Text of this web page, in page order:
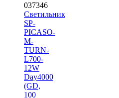
037346
Светильник
SP-
PICASO-
M-
TURN-
L700-
12W
Day4000
(GD,
100